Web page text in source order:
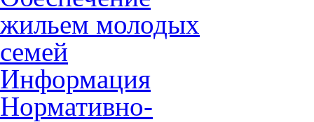
жильем молодых
семей
Информация
Нормативно-